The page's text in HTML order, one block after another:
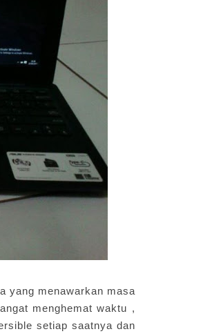
yang menawarkan masa
menghemat waktu ,
setiap saatnya dan